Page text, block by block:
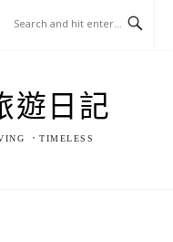
遊日記
．TIMELESS